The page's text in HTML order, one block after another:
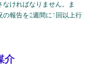
ければなりません。ま
の報告を2週間に1回以上行
介